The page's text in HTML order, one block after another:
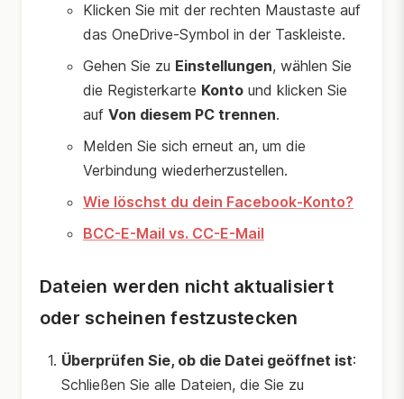
Klicken Sie mit der rechten Maustaste auf
das OneDrive-Symbol in der Taskleiste.
Gehen Sie zu Einstellungen, wählen Sie
die Registerkarte Konto und klicken Sie
auf Von diesem PC trennen.
Melden Sie sich erneut an, um die
Verbindung wiederherzustellen.
Wie löschst du dein Facebook-Konto?
BCC-E-Mail vs. CC-E-Mail
Dateien werden nicht aktualisiert
oder scheinen festzustecken
Überprüfen Sie, ob die Datei geöffnet ist:
Schließen Sie alle Dateien, die Sie zu